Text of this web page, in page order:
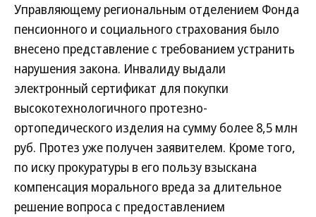
Управляющему региональным отделением Фонда
пенсионного и социального страхования было
внесено представление с требованием устранить
нарушения закона. Инвалиду выдали
электронный сертификат для покупки
высокотехнологичного протезно-
ортопедического изделия на сумму более 8,5 млн
руб. Протез уже получен заявителем. Кроме того,
по иску прокуратуры в его пользу взыскана
компенсация морального вреда за длительное
решение вопроса с предоставлением